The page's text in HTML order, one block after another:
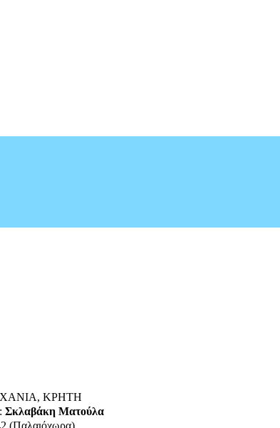
ΚΡΗΤΗ
Σκλαβάκη Ματούλα
(Παλαιόχωρα)